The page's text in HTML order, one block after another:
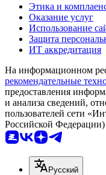
Этика и
Оказание услуг
Использование
Защита
ИТ аккредитация
На информационном
рекомендательные
предоставления
и анализа сведений,
пользователей сети
Российской Федерации)
Русский